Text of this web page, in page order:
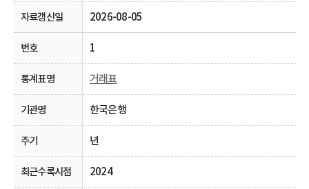
2026-08-05
1
거래표
한국은행
년
2024